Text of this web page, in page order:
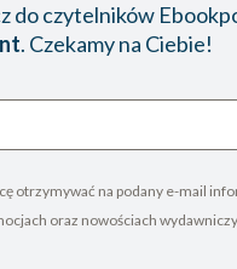
do czytelników
. Czekamy na Ciebie!
otrzymywać na podany e-mail
oraz nowościach